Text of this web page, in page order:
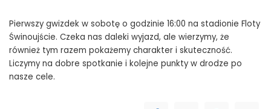
Pierwszy gwizdek w sobotę o godzinie 16:00 na stadionie Floty
Świnoujście. Czeka nas daleki wyjazd, ale wierzymy, że
również tym razem pokażemy charakter i skuteczność.
Liczymy na dobre spotkanie i kolejne punkty w drodze po
nasze cele.